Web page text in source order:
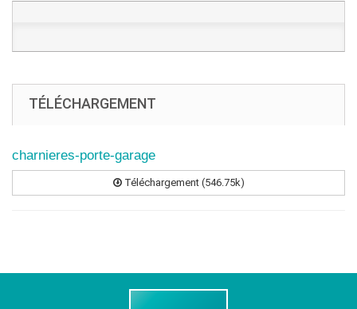
TÉLÉCHARGEMENT
charnieres-porte-garage
Téléchargement (546.75k)